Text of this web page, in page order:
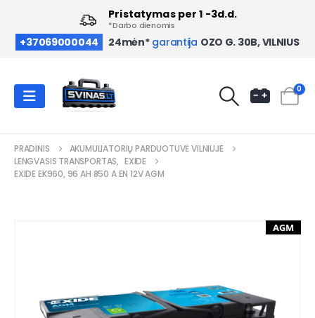
+37069000044 24mėn* garantija OZO G. 30B, VILNIUS
Pristatymas per 1 -3d.d.
*Darbo dienomis
0
PRADINIS
AKUMULIATORIŲ PARDUOTUVĖ VILNIUJE
LENGVASIS TRANSPORTAS, EXIDE
EXIDE EK960, 96 AH 850 A EN 12V AGM
AGM